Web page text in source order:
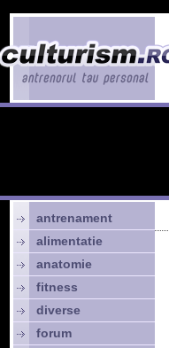
antrenament
alimentatie
anatomie
fitness
diverse
forum